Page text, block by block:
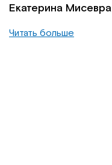
Екатерина Мисевра
Читать больше